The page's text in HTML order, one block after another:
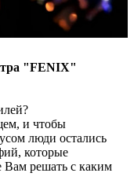
"FENIX"
и чтобы
люди остались
которые
Вам решать с каким